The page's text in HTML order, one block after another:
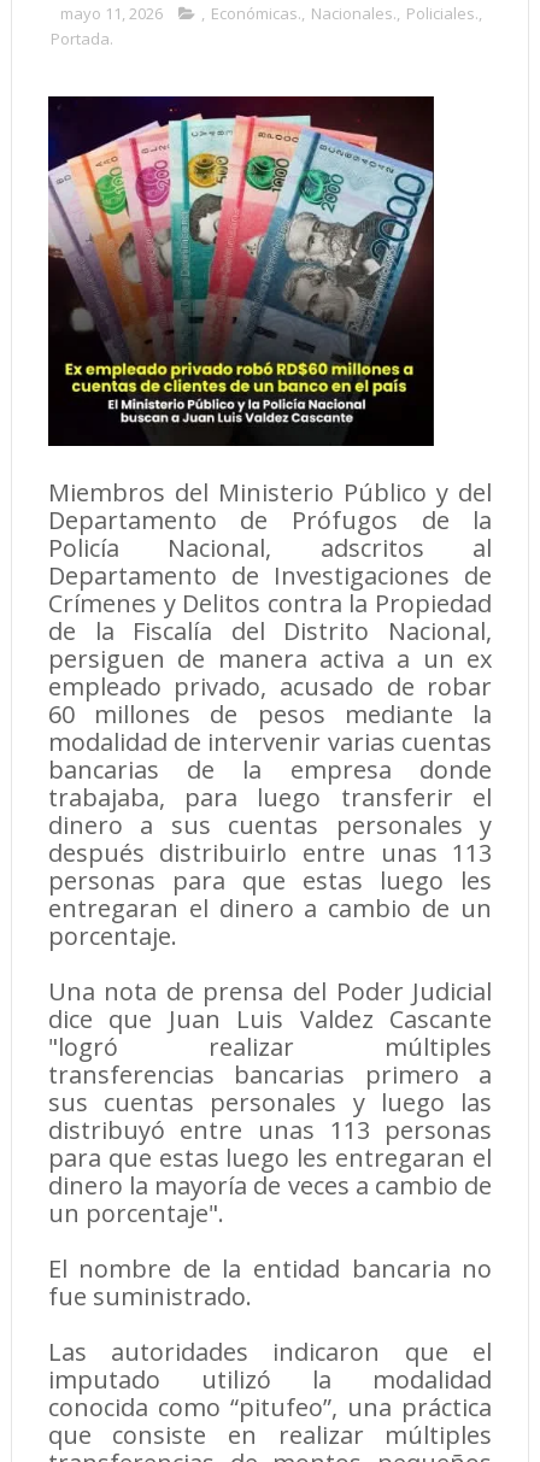
mayo 11, 2026 , Económicas., Nacionales., Policiales.,
Portada.
Miembros del Ministerio Público y del
Departamento de Prófugos de la
Policía Nacional, adscritos al
Departamento de Investigaciones de
Crímenes y Delitos contra la Propiedad
de la Fiscalía del Distrito Nacional,
persiguen de manera activa a un ex
empleado privado, acusado de robar
60 millones de pesos mediante la
modalidad de intervenir varias cuentas
bancarias de la empresa donde
trabajaba, para luego transferir el
dinero a sus cuentas personales y
después distribuirlo entre unas 113
personas para que estas luego les
entregaran el dinero a cambio de un
porcentaje.
Una nota de prensa del Poder Judicial
dice que Juan Luis Valdez Cascante
"logró realizar múltiples
transferencias bancarias primero a
sus cuentas personales y luego las
distribuyó entre unas 113 personas
para que estas luego les entregaran el
dinero la mayoría de veces a cambio de
un porcentaje".
El nombre de la entidad bancaria no
fue suministrado.
Las autoridades indicaron que el
imputado utilizó la modalidad
conocida como “pitufeo”, una práctica
que consiste en realizar múltiples